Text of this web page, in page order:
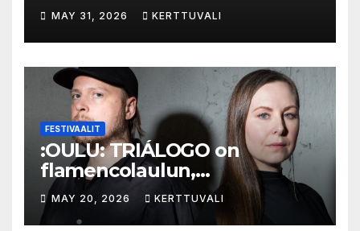
MAY 31, 2026 KERTTUVALI
FESTIVAALIT
:OULU: TRIÁLOGO on
flamencolaulun,
elektronisen musiikin ja
hylätyn tilan välinen trialogi
MAY 20, 2026 KERTTUVALI